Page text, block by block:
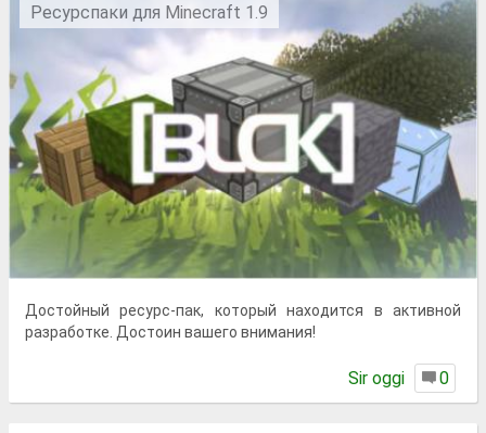
Ресурспаки для Minecraft 1.9
Достойный ресурс-пак, который находится в активной
разработке. Достоин вашего внимания!
Sir oggi 0